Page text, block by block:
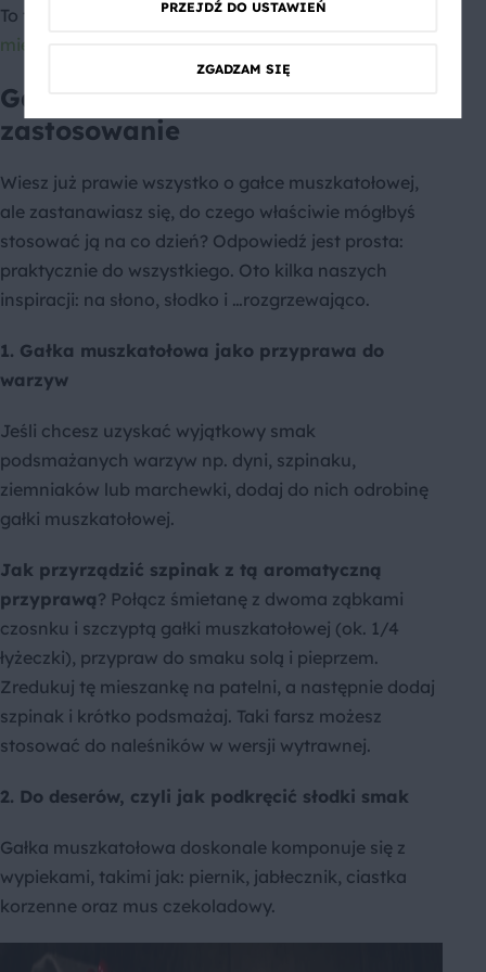
To też Cię zainspiruje:Jakie przyprawy i zioła do
mięsa?
Gałka muszkatołowa –
zastosowanie
Wiesz już prawie wszystko o gałce muszkatołowej,
ale zastanawiasz się, do czego właściwie mógłbyś
stosować ją na co dzień? Odpowiedź jest prosta:
praktycznie do wszystkiego. Oto kilka naszych
inspiracji: na słono, słodko i …rozgrzewająco.
1. Gałka muszkatołowa jako przyprawa do
warzyw
Jeśli chcesz uzyskać wyjątkowy smak
podsmażanych warzyw np. dyni, szpinaku,
ziemniaków lub marchewki, dodaj do nich odrobinę
gałki muszkatołowej.
Jak przyrządzić szpinak z tą aromatyczną
przyprawą? Połącz śmietanę z dwoma ząbkami
czosnku i szczyptą gałki muszkatołowej (ok. 1/4
łyżeczki), przypraw do smaku solą i pieprzem.
Zredukuj tę mieszankę na patelni, a następnie dodaj
szpinak i krótko podsmażaj. Taki farsz możesz
stosować do naleśników w wersji wytrawnej.
2. Do deserów, czyli jak podkręcić słodki smak
Gałka muszkatołowa doskonale komponuje się z
wypiekami, takimi jak: piernik, jabłecznik, ciastka
korzenne oraz mus czekoladowy.
PRZEJDŹ DO USTAWIEŃ
ZGADZAM SIĘ